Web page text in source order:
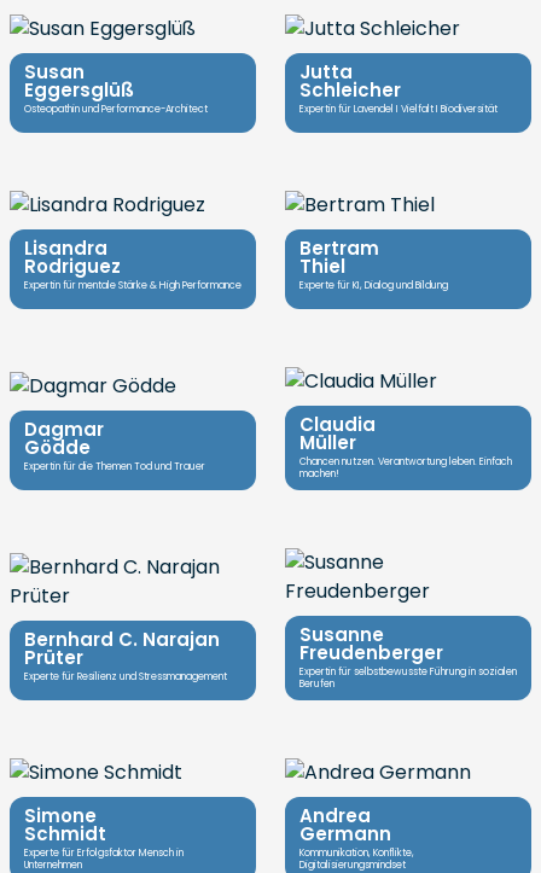
Susan
Eggersglüß
Osteopathin und Performance-Architect
Jutta
Schleicher
Expertin für Lavendel I Vielfalt I Biodiversität
Lisandra
Rodriguez
Expertin für mentale Stärke & High Performance
Bertram
Thiel
Experte für KI, Dialog und Bildung
Dagmar
Gödde
Expertin für die Themen Tod und Trauer
Claudia
Müller
Chancen nutzen. Verantwortung leben. Einfach
machen!
Bernhard C. Narajan
Prüter
Experte für Resilienz und Stressmanagement
Susanne
Freudenberger
Expertin für selbstbewusste Führung in sozialen
Berufen
Simone
Schmidt
Experte für Erfolgsfaktor Mensch in
Unternehmen
Andrea
Germann
Kommunikation, Konflikte,
Digitalisierungsmindset